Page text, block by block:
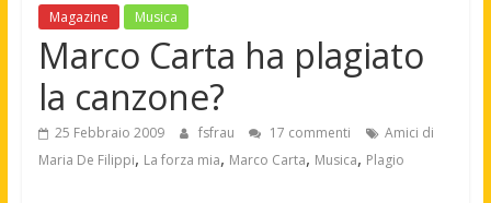
Motori,
gay
news
moda
maschile
Magazine Musica
Marco Carta ha plagiato
la canzone?
25 Febbraio 2009 fsfrau 17 commenti
Amici di
Maria De Filippi, La forza mia, Marco Carta, Musica, Plagio